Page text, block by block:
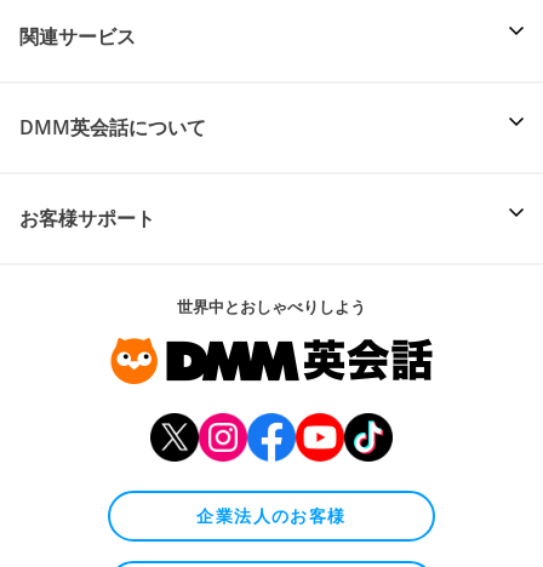
関連サービス
DMM英会話について
お客様サポート
世界中とおしゃべりしよう
企業法人のお客様